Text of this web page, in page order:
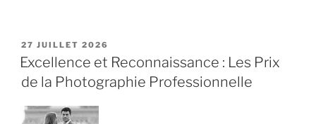
PUBLIÉ
LE
27 JUILLET 2026
Excellence et Reconnaissance : Les Prix
de la Photographie Professionnelle